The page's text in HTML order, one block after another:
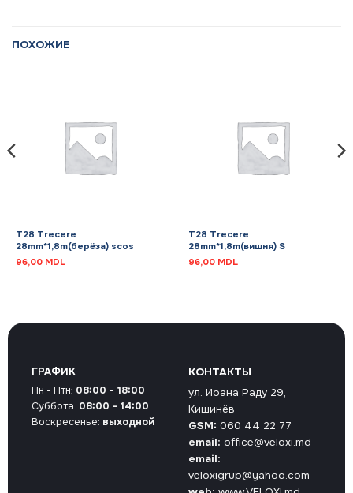
ПОХОЖИЕ
T28 Trecere
28mm*1,8m(берёза) scos
96,00 MDL
T28 Trecere
28mm*1,8m(вишня) S
96,00 MDL
КОНТАКТЫ
ул. Иоана Раду 29,
Кишинёв
GSM: 060 44 22 77
email: office@veloxi.md
email:
veloxigrup@yahoo.com
ГРАФИК
Пн - Птн: 08:00 - 18:00
Суббота: 08:00 - 14:00
Воскресенье: выходной